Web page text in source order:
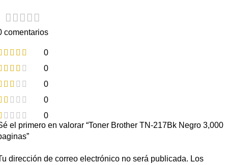
comentarios
0
0
0
0
0
el primero en valorar “Toner Brother TN-217Bk Negro 3,000
dirección de correo electrónico no será publicada. Los